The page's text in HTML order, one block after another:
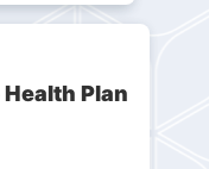
Plan